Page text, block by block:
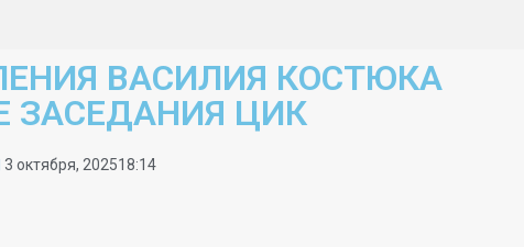
ВАСИЛИЯ КОСТЮКА
ЗАСЕДАНИЯ ЦИК
3 октября, 202518:14